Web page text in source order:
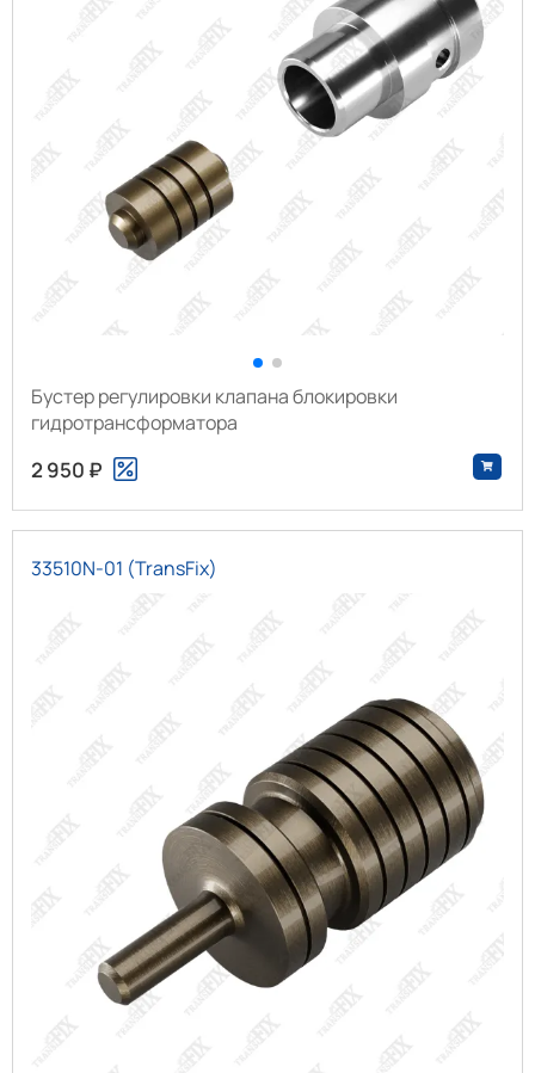
Бустер регулировки клапана блокировки
гидротрансформатора
2 950 ₽
33510N-01 (TransFix)